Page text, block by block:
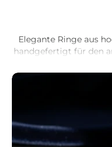
Elegante Ringe aus
handgefertigt für den